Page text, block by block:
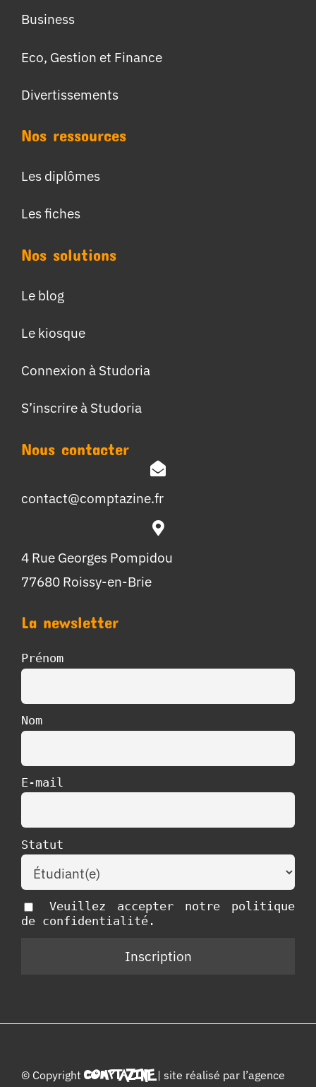
Business
Eco, Gestion et Finance
Divertissements
Nos ressources
Les diplômes
Les fiches
Nos solutions
Le blog
Le kiosque
Connexion à Studoria
S’inscrire à Studoria
Nous contacter
contact@comptazine.fr
4 Rue Georges Pompidou
77680 Roissy-en-Brie
La newsletter
Prénom
Nom
E-mail
Statut
Veuillez accepter notre politique
de confidentialité.
© Copyright COMPTAZINE| site réalisé par l’agence